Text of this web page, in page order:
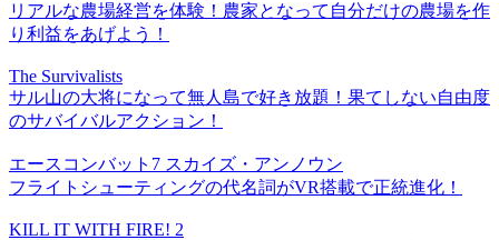
リアルな農場経営を体験！農家となって自分だけの農場を作
り利益をあげよう！
The Survivalists
サル山の大将になって無人島で好き放題！果てしない自由度
のサバイバルアクション！
エースコンバット7 スカイズ・アンノウン
フライトシューティングの代名詞がVR搭載で正統進化！
KILL IT WITH FIRE! 2